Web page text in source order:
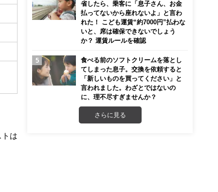
トは
省したら、乗客に「息子さん、お金
払ってないから座れないよ」と言わ
れた！ こども運賃“約7000円”払わな
いと、席は確保できないでしょう
か？ 運賃ルールを確認
食べる前のソフトクリームを落とし
てしまった息子。交換を依頼すると
「新しいものを買ってください」と
言われました。わざとではないの
に、理不尽すぎませんか？
さらに見る